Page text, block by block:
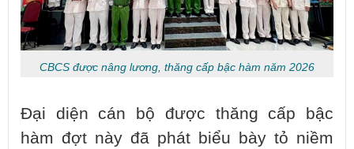
CBCS được nâng lương, thăng cấp bậc hàm năm 2026
Đại diện cán bộ được thăng cấp bậc
hàm đợt này đã phát biểu bày tỏ niềm